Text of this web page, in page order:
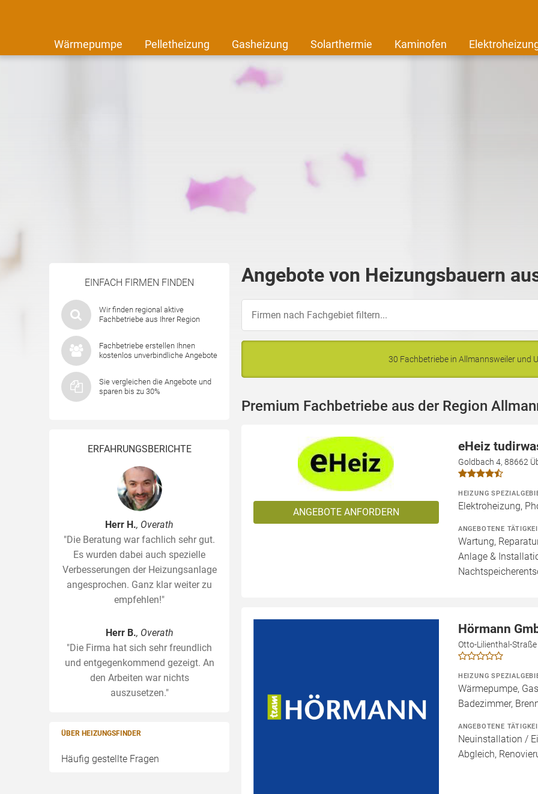
Wärmepumpe Pelletheizung Gasheizung Solarthermie Kaminofen
EINFACH FIRMEN FINDEN
Wir finden regional aktive
Fachbetriebe aus Ihrer Region
Fachbetriebe erstellen Ihnen
kostenlos unverbindliche Angebote
Sie vergleichen die Angebote und
sparen bis zu 30%
ERFAHRUNGSBERICHTE
Herr H., Overath
"Die Beratung war fachlich sehr gut.
Es wurden dabei auch spezielle
Verbesserungen der Heizungsanlage
angesprochen. Ganz klar weiter zu
empfehlen!"
Herr B., Overath
"Die Firma hat sich sehr freundlich
und entgegenkommend gezeigt. An
den Arbeiten war nichts
auszusetzen."
ÜBER HEIZUNGSFINDER
Häufig gestellte Fragen
Angebote von Heizungsbauern
30 Fachbetriebe in Allmannsweiler und
Premium Fachbetriebe aus der Region
ANGEBOTE ANFORDERN
eHeiz
Goldbach 4, 88662
HEIZUNG
Elektroheizung,
ANGEBOTENE
Wartung,
Anlage &
Hörmann
Otto-Lilienthal-
HEIZUNG
Wärmepumpe,
Badezimmer,
ANGEBOTENE
Neuinstallation /
Abgleich,